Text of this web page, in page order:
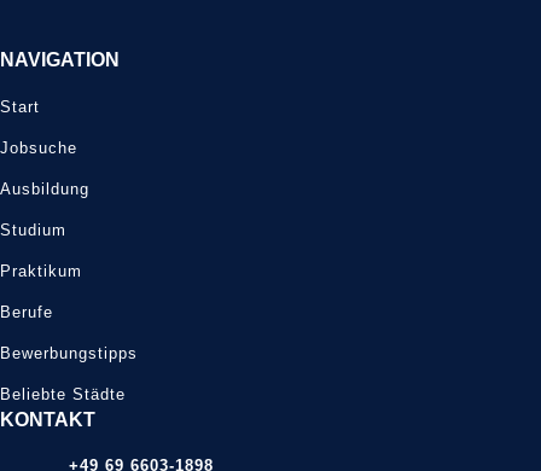
NAVIGATION
Start
Jobsuche
Ausbildung
Studium
Praktikum
Berufe
Bewerbungstipps
Beliebte Städte
KONTAKT
+49 69 6603-1898